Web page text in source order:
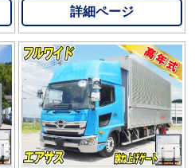
詳細ページ